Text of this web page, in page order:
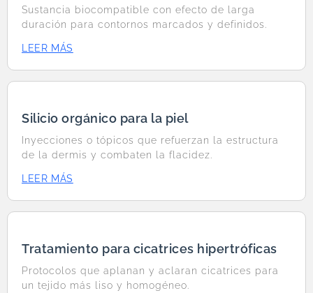
Sustancia biocompatible con efecto de larga
duración para contornos marcados y definidos.
LEER MÁS
Silicio orgánico para la piel
Inyecciones o tópicos que refuerzan la estructura
de la dermis y combaten la flacidez.
LEER MÁS
Tratamiento para cicatrices hipertróficas
Protocolos que aplanan y aclaran cicatrices para
un tejido más liso y homogéneo.